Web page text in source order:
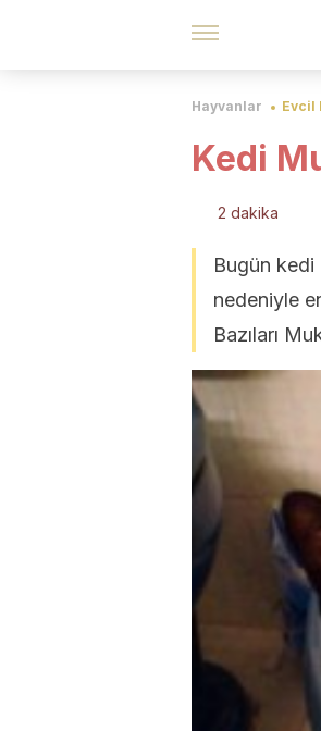
Hayvanlar Evcil
Kedi
2 dakika
Bugün kedi
nedeniyle
Bazıları